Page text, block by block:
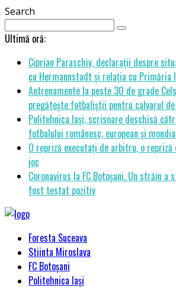
Search
Ultimă oră:
Ciprian Paraschiv, declarații despre
cu Hermannstadt și relația cu Primăria
Antrenamente la peste 30 de grade
pregătește fotbaliștii pentru calvarul
Politehnica Iași, scrisoare deschisă
fotbalului românesc, european și
O repriză executați de arbitru, o
joc
Coronavirus la FC Botoșani. Un străin
fost testat pozitiv
Foresta Suceava
Stiinta Miroslava
FC Botoșani
Politehnica Iași